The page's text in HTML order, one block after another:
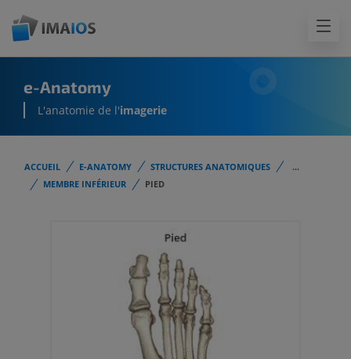
e-Anatomy
L'anatomie de l'imagerie
ACCUEIL E-ANATOMY STRUCTURES ANATOMIQUES
...
MEMBRE INFÉRIEUR
PIED